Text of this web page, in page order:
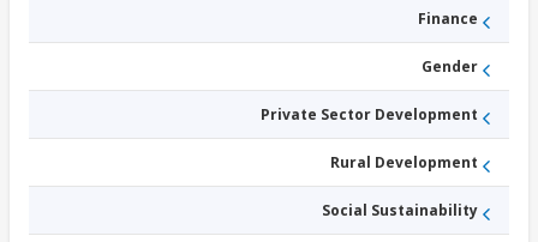
Finance
Gender
Private Sector Development
Rural Development
Social Sustainability